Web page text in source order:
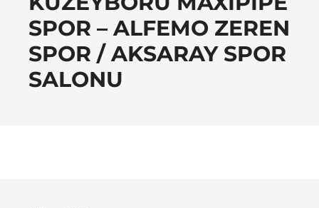
SPOR – ALFEMO ZEREN
SPOR / AKSARAY SPOR
SALONU